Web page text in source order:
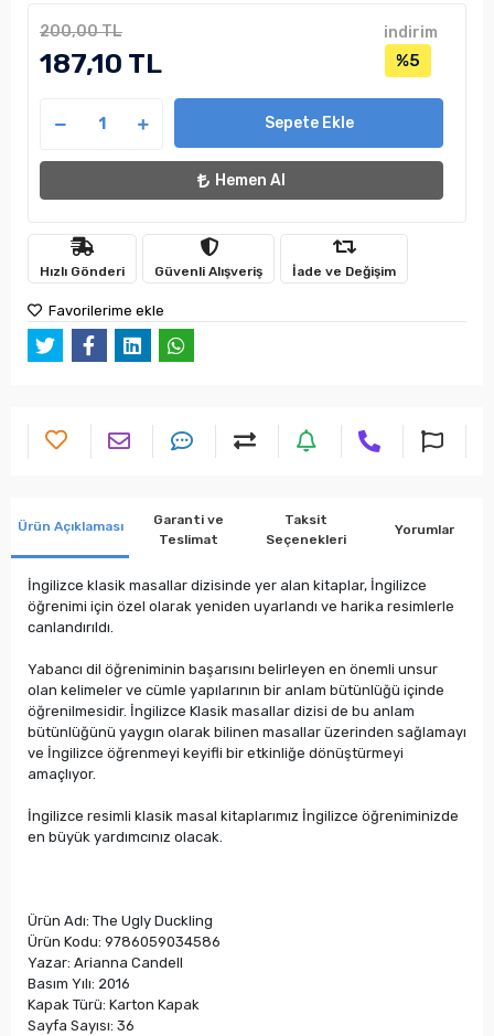
200,00 TL
187,10 TL
indirim
%5
Sepete Ekle
Hemen Al
Hızlı Gönderi Güvenli Alışveriş İade ve Değişim
Favorilerime ekle
Ürün Açıklaması
Garanti ve
Teslimat
Taksit
Seçenekleri
Yorumlar
İngilizce klasik masallar dizisinde yer alan kitaplar, İngilizce
öğrenimi için özel olarak yeniden uyarlandı ve harika resimlerle
canlandırıldı.
Yabancı dil öğreniminin başarısını belirleyen en önemli unsur
olan kelimeler ve cümle yapılarının bir anlam bütünlüğü içinde
öğrenilmesidir. İngilizce Klasik masallar dizisi de bu anlam
bütünlüğünü yaygın olarak bilinen masallar üzerinden sağlamayı
ve İngilizce öğrenmeyi keyifli bir etkinliğe dönüştürmeyi
amaçlıyor.
İngilizce resimli klasik masal kitaplarımız İngilizce öğreniminizde
en büyük yardımcınız olacak.
Ürün Adı: The Ugly Duckling
Ürün Kodu: 9786059034586
Yazar: Arianna Candell
Basım Yılı: 2016
Kapak Türü: Karton Kapak
Sayfa Sayısı: 36